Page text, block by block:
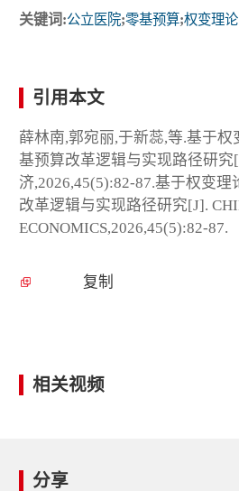
关键词:公立医院;零基预算;权变理论
引用本文
薛林南,郭宛丽,于新蕊,等.基于
基预算改革逻辑与实现路径研究
济,2026,45(5):82-87.基于权变
改革逻辑与实现路径研究[J].
ECONOMICS,2026,45(5):82-87.
复制
相关视频
分享